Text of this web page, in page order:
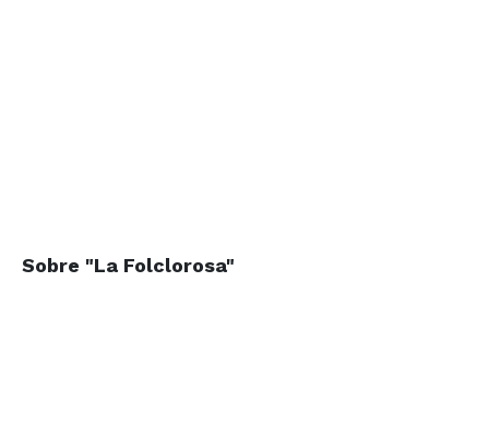
Sobre "La Folclorosa"